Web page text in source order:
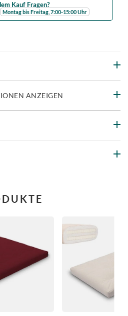
Kauf Fragen?
Montag bis Freitag, 7:00-15:00 Uhr
ANZEIGEN